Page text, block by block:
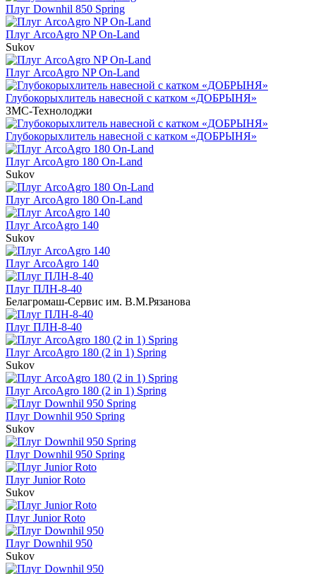
Плуг Downhil 850 Spring
Плуг ArcoAgro NP On-Land
Sukov
Плуг ArcoAgro NP On-Land
Глубокорыхлитель навесной с катком «ДОБРЫНЯ»
ЗМС-Технолоджи
Глубокорыхлитель навесной с катком «ДОБРЫНЯ»
Плуг ArcoAgro 180 On-Land
Sukov
Плуг ArcoAgro 180 On-Land
Плуг ArcoAgro 140
Sukov
Плуг ArcoAgro 140
Плуг ПЛН-8-40
Белагромаш-Сервис им. В.М.Рязанова
Плуг ПЛН-8-40
Плуг ArcoAgro 180 (2 in 1) Spring
Sukov
Плуг ArcoAgro 180 (2 in 1) Spring
Плуг Downhil 950 Spring
Sukov
Плуг Downhil 950 Spring
Плуг Junior Roto
Sukov
Плуг Junior Roto
Плуг Downhil 950
Sukov